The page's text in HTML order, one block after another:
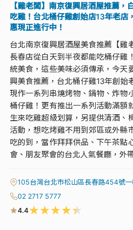
【雞老闆】南京復興居酒屋推薦，
吃雞！台北桶仔雞創始店13年老店
惠現正進行中！
台北南京復興居酒屋美食推薦【雞
長春店從白天到半夜都能吃桶仔雞
統美食，這些美味必須傳承，今天
興美食推薦，台北桶仔雞13年創始
現作一系列串燒烤物、鍋物、炸物
桶仔雞！更有推出一系列活動滿額
生來吃雞超級划算，另提供清酒、
活動，想吃烤雞不用到郊區或外縣
吃的到，當作拜拜供品、下午茶點
會、朋友聚會的台北人氣餐廳，外
105台灣台北市松山區長春路454號
02 2717 5777
4.4★★★★★